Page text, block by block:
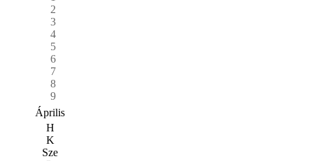
2
3
4
5
6
7
8
9
Április
H
K
Sze